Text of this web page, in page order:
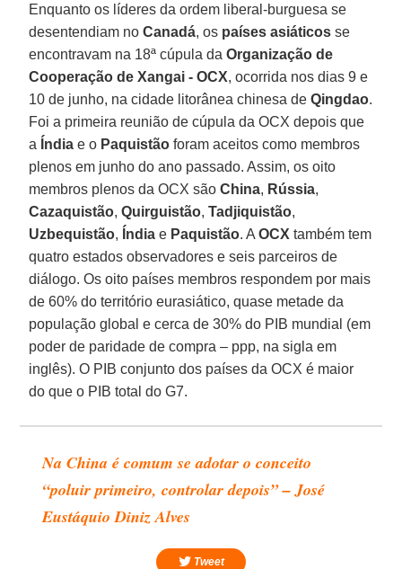
Enquanto os líderes da ordem liberal-burguesa se
desentendiam noCanadá, os países asiáticos se
encontravam na 18ª cúpula daOrganização de
Cooperação de Xangai - OCX, ocorrida nos dias 9 e
10 de junho, na cidade litorânea chinesa deQingdao.
Foi a primeira reunião de cúpula da OCX depois que
a Índia e o Paquistão foram aceitos como membros
plenos em junho do ano passado. Assim, os oito
membros plenos da OCX sãoChina, Rússia,
Cazaquistão,Quirguistão,Tadjiquistão,
Uzbequistão, Índia e Paquistão. AOCX também tem
quatro estados observadores e seis parceiros de
diálogo. Os oito países membros respondem por mais
de 60% do território eurasiático, quase metade da
população global e cerca de 30% do PIB mundial (em
poder de paridade de compra – ppp, na sigla em
inglês). O PIB conjunto dos países da OCX é maior
do que o PIB total do G7.
Na China é comum se adotar o conceito
“poluir primeiro, controlar depois” – José
Eustáquio Diniz Alves
Tweet